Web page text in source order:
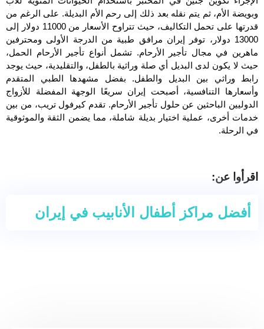
وبويضة الأم، ثم يتم نقله بعد ذلك إلى رحم الأم البديلة. على الرغم من
قدرتها على تحمل التكاليف، حيث تتراوح الأسعار من 11000 دولار إلى
13000 دولار، توفر إيران مرافق طبية من الدرجة الأولى ومحترفين
ماهرين في مجال تأجير الأرحام. تشمل أنواع تأجير الأرحام الحمل،
حيث لا يكون لدى البديل أي صلة وراثية بالطفل، والتقليدية، حيث يوجد
رابط وراثي بين البديل والطفل. بفضل مشهدها الطبي المتقدم
وأسعارها التنافسية، أصبحت إيران سريعًا الوجهة المفضلة للأزواج
الدوليين الباحثين عن حلول تأجير الأرحام. تقدم کیرفول تریب، من بين
خدمات أخرى، عملية اختيار بديلة شاملة، مما يضمن الثقة والموثوقية
في الرحلة.
اقرأوا عن:
أفضل مراكز أطفال الأنابيب في إيران